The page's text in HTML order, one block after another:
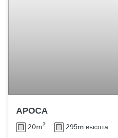
АРОСА
20m2 295m высота